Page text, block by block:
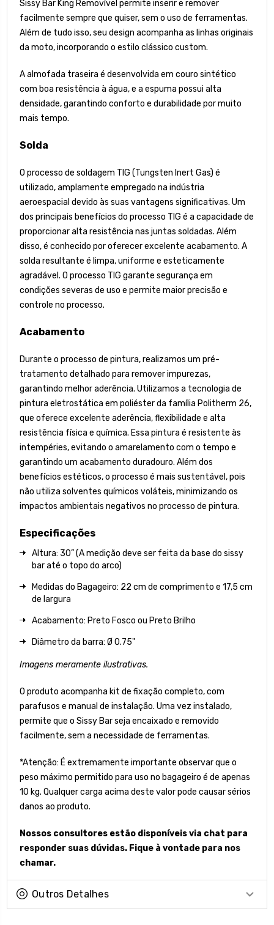
Sissy Bar King Removível permite inserir e remover
facilmente sempre que quiser, sem o uso de ferramentas.
Além de tudo isso, seu design acompanha as linhas originais
da moto, incorporando o estilo clássico custom.
A almofada traseira é desenvolvida em couro sintético
com boa resistência à água, e a espuma possui alta
densidade, garantindo conforto e durabilidade por muito
mais tempo.
Solda
O processo de soldagem TIG (Tungsten Inert Gas) é
utilizado, amplamente empregado na indústria
aeroespacial devido às suas vantagens significativas. Um
dos principais benefícios do processo TIG é a capacidade de
proporcionar alta resistência nas juntas soldadas. Além
disso, é conhecido por oferecer excelente acabamento. A
solda resultante é limpa, uniforme e esteticamente
agradável. O processo TIG garante segurança em
condições severas de uso e permite maior precisão e
controle no processo.
Acabamento
Durante o processo de pintura, realizamos um pré-
tratamento detalhado para remover impurezas,
garantindo melhor aderência. Utilizamos a tecnologia de
pintura eletrostática em poliéster da família Politherm 26,
que oferece excelente aderência, flexibilidade e alta
resistência física e química. Essa pintura é resistente às
intempéries, evitando o amarelamento com o tempo e
garantindo um acabamento duradouro. Além dos
benefícios estéticos, o processo é mais sustentável, pois
não utiliza solventes químicos voláteis, minimizando os
impactos ambientais negativos no processo de pintura.
Especificações
Altura: 30” (A medição deve ser feita da base do sissy
bar até o topo do arco)
Medidas do Bagageiro: 22 cm de comprimento e 17,5 cm
de largura
Acabamento: Preto Fosco ou Preto Brilho
Diâmetro da barra: Ø 0.75"
Imagens meramente ilustrativas.
O produto acompanha kit de fixação completo, com
parafusos e manual de instalação. Uma vez instalado,
permite que o Sissy Bar seja encaixado e removido
facilmente, sem a necessidade de ferramentas.
*Atenção: É extremamente importante observar que o
peso máximo permitido para uso no bagageiro é de apenas
10 kg. Qualquer carga acima deste valor pode causar sérios
danos ao produto.
Nossos consultores estão disponíveis via chat para
responder suas dúvidas. Fique à vontade para nos
chamar.
Outros Detalhes